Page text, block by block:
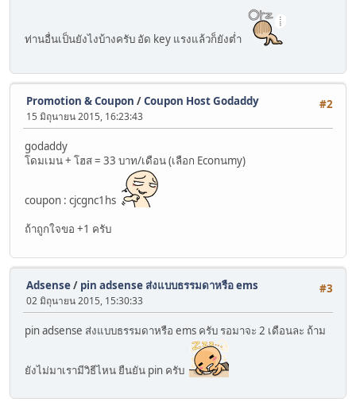
ท่านอื่นเป็นยังไงบ้างครับ อัด key แรงแล้วก็ยังต่ำ
#2
Promotion & Coupon /Coupon Host Godaddy
15 มิถุนายน 2015, 16:23:43
godaddy
โดมเมน + โฮส = 33 บาท/เดือน (เลือก Econนmy)
coupon : cjcgnc1hs
ถ้าถูกใจขอ +1 ครับ
#3
Adsense/ pin adsense ส่งแบบธรรมดาหรือ ems
02 มิถุนายน 2015, 15:30:33
pin adsense ส่งแบบธรรมดาหรือ ems ครับ รอมาจะ 2 เดือนละ ถ้าม
ยังไม่มาเรามีวิธีไหน ยืนยัน pin ครับ